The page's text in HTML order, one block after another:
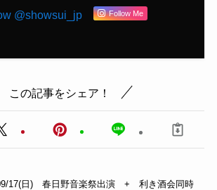
@showsui_jp Follow Me
この記事をシェア！
17(日) 春日野音楽祭出演 + 利き酒会同時